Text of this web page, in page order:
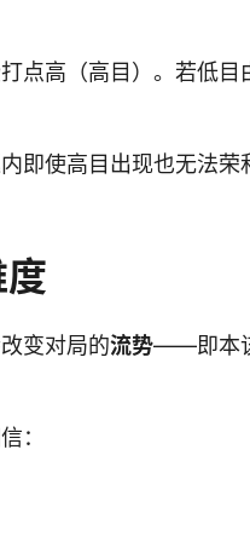
点高（高目）。若低目
即使高目出现也无法荣
变对局的流势——即本
：